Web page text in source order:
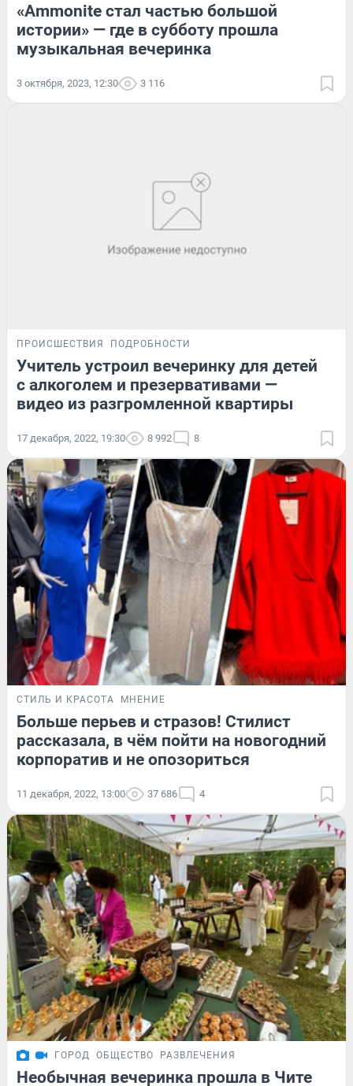
«Ammonite стал частью большой
истории» — где в субботу прошла
музыкальная вечеринка
3 октября, 2023, 12:30 3 116
ПРОИСШЕСТВИЯ ПОДРОБНОСТИ
Учитель устроил вечеринку для детей
с алкоголем и презервативами —
видео из разгромленной квартиры
17 декабря, 2022, 19:30 8 992 8
СТИЛЬ И КРАСОТА МНЕНИЕ
Больше перьев и стразов! Стилист
рассказала, в чём пойти на новогодний
корпоратив и не опозориться
11 декабря, 2022, 13:00 37 686 4
ГОРОД ОБЩЕСТВО РАЗВЛЕЧЕНИЯ
Необычная вечеринка прошла в Чите